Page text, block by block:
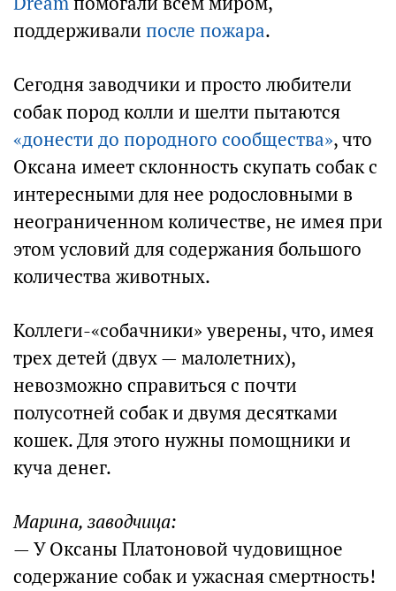
поддерживали после пожара.
Сегодня заводчики и просто любители
собак пород колли и шелти пытаются
«донести до породного сообщества», что
Оксана имеет склонность скупать собак с
интересными для нее родословными в
неограниченном количестве, не имея при
этом условий для содержания большого
количества животных.
Коллеги-«собачники» уверены, что, имея
трех детей (двух — малолетних),
невозможно справиться с почти
полусотней собак и двумя десятками
кошек. Для этого нужны помощники и
куча денег.
Марина, заводчица:
— У Оксаны Платоновой чудовищное
содержание собак и ужасная смертность!